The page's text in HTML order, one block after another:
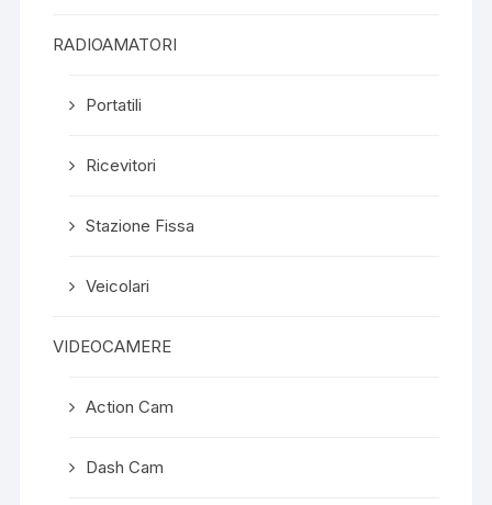
RADIOAMATORI
Portatili
Ricevitori
Stazione Fissa
Veicolari
VIDEOCAMERE
Action Cam
Dash Cam